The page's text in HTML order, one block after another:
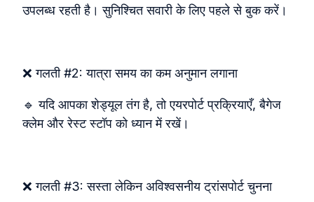
उपलब्ध रहती है। सुनिश्चित सवारी के लिए पहले से बुक करें।
❌ गलती #2: यात्रा समय का कम अनुमान लगाना
🔹 यदि आपका शेड्यूल तंग है, तो एयरपोर्ट प्रक्रियाएँ, बैगेज
क्लेम और रेस्ट स्टॉप को ध्यान में रखें।
❌ गलती #3: सस्ता लेकिन अविश्वसनीय ट्रांसपोर्ट चुनना